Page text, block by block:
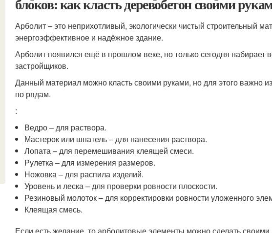
блоков: как класть деревобетон своими
Арболит – это неприхотливый, экологически чистый строительный
энергоэффективное и надёжное здание.
Арболит появился ещё в прошлом веке, но только сегодня набирает
застройщиков.
Данный материал можно класть своими руками, но для этого важно
по рядам.
:
Ведро – для раствора.
Мастерок или шпатель – для нанесения раствора.
Лопата – для перемешивания клеящей смеси.
Рулетка – для измерения размеров.
Ножовка – для распила изделий.
Уровень и леска – для проверки ровности плоскости.
Резиновый молоток – для корректировки ровности уложенного
Клеящая смесь.